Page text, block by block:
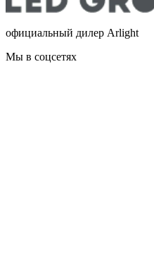
официальный дилер Arlight
Мы в соцсетях